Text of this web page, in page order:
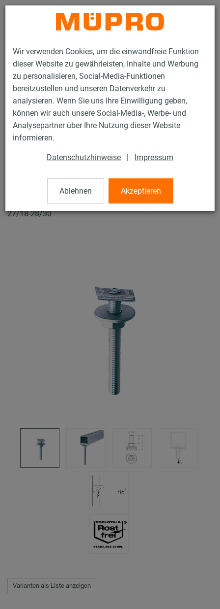
Wir verwenden Cookies, um die einwandfreie Funktion
dieser Website zu gewährleisten, Inhalte und Werbung
zu personalisieren, Social-Media-Funktionen
bereitzustellen und unseren Datenverkehr zu
analysieren. Wenn Sie uns Ihre Einwilligung geben,
können wir auch unsere Social-Media-, Werbe- und
Analysepartner über Ihre Nutzung dieser Website
informieren.
Datenschutzhinweise | Impressum
Ablehnen Akzeptieren
Kontakt
Produkte Befestigungstechnik
Edelstahlprodukte
Edelstahl-Installationsschienen
MPC-Hammerkopfbefestiger
MPC-Hammerkopfbefestiger
V4A MPC-Hammerkopfbefestiger, M8 x 30 mm für Profile
27/18-28/30
Varianten als Liste anzeigen